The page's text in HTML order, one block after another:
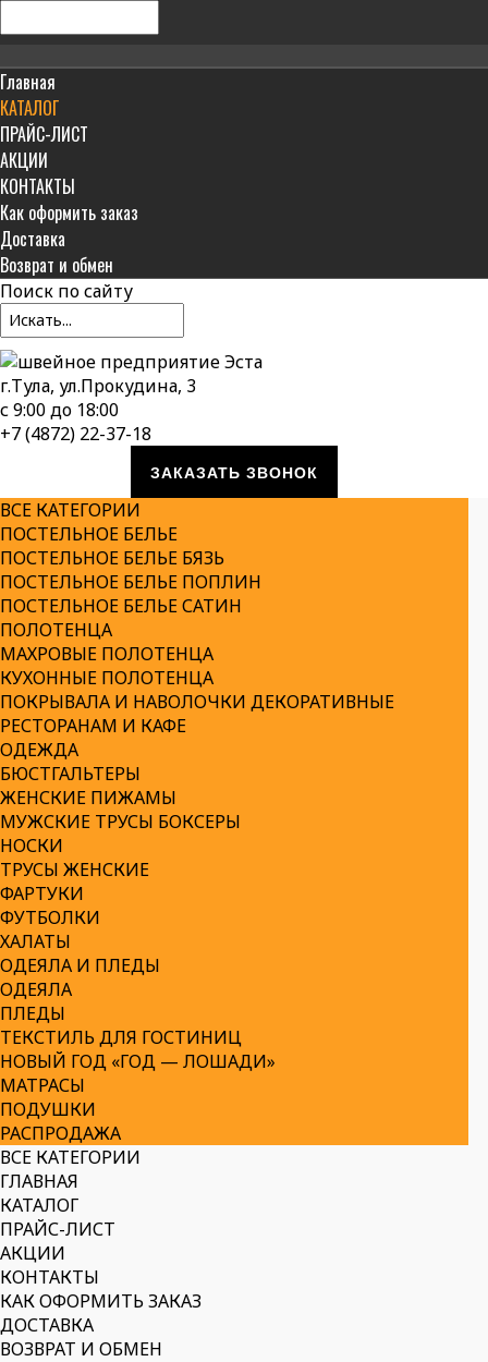
Главная
КАТАЛОГ
ПРАЙС-ЛИСТ
АКЦИИ
КОНТАКТЫ
Как оформить заказ
Доставка
Возврат и обмен
Поиск по сайту
г.Тула, ул.Прокудина, 3
с 9:00 до 18:00
+7 (4872) 22-37-18
ЗАКАЗАТЬ ЗВОНОК
ВСЕ КАТЕГОРИИ
ПОСТЕЛЬНОЕ БЕЛЬЕ
ПОСТЕЛЬНОЕ БЕЛЬЕ БЯЗЬ
ПОСТЕЛЬНОЕ БЕЛЬЕ ПОПЛИН
ПОСТЕЛЬНОЕ БЕЛЬЕ САТИН
ПОЛОТЕНЦА
МАХРОВЫЕ ПОЛОТЕНЦА
КУХОННЫЕ ПОЛОТЕНЦА
ПОКРЫВАЛА И НАВОЛОЧКИ ДЕКОРАТИВНЫЕ
РЕСТОРАНАМ И КАФЕ
ОДЕЖДА
БЮСТГАЛЬТЕРЫ
ЖЕНСКИЕ ПИЖАМЫ
МУЖСКИЕ ТРУСЫ БОКСЕРЫ
НОСКИ
ТРУСЫ ЖЕНСКИЕ
ФАРТУКИ
ФУТБОЛКИ
ХАЛАТЫ
ОДЕЯЛА И ПЛЕДЫ
ОДЕЯЛА
ПЛЕДЫ
ТЕКСТИЛЬ ДЛЯ ГОСТИНИЦ
НОВЫЙ ГОД «ГОД — ЛОШАДИ»
МАТРАСЫ
ПОДУШКИ
РАСПРОДАЖА
ВСЕ КАТЕГОРИИ
ГЛАВНАЯ
КАТАЛОГ
ПРАЙС-ЛИСТ
АКЦИИ
КОНТАКТЫ
КАК ОФОРМИТЬ ЗАКАЗ
ДОСТАВКА
ВОЗВРАТ И ОБМЕН